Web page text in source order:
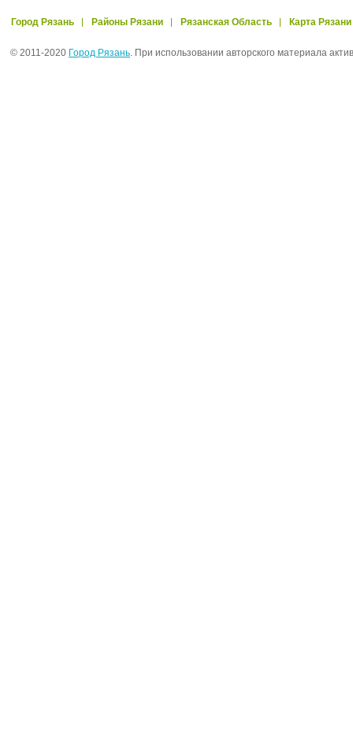
Город Рязань Районы Рязани Рязанская Область Карта Рязани
© 2011-2020 Город Рязань. При использовании авторского материала